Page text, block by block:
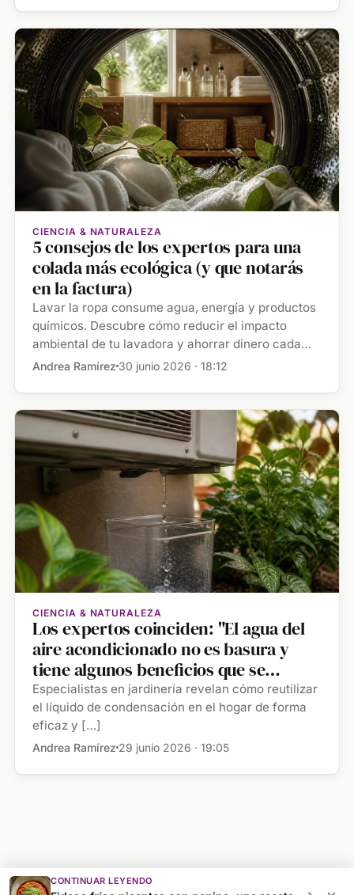
CIENCIA & NATURALEZA
5 consejos de los expertos para una
colada más ecológica (y que notarás
en la factura)
Lavar la ropa consume agua, energía y productos
químicos. Descubre cómo reducir el impacto
ambiental de tu lavadora y ahorrar dinero cada
[…]
Andrea Ramírez 30 junio 2026 · 18:12
CIENCIA & NATURALEZA
Los expertos coinciden: "El agua del
aire acondicionado no es basura y
tiene algunos beneficios que se
pueden aprovechar"
Especialistas en jardinería revelan cómo reutilizar
el líquido de condensación en el hogar de forma
eficaz y […]
Andrea Ramírez 29 junio 2026 · 19:05
CONTINUAR LEYENDO